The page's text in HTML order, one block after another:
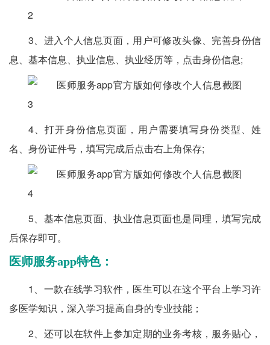
3、进入个人信息页面，用户可修改头像、完善身份信
息、基本信息、执业信息、执业经历等，点击身份信息;
4、打开身份信息页面，用户需要填写身份类型、姓
名、身份证件号，填写完成后点击右上角保存;
5、基本信息页面、执业信息页面也是同理，填写完成
后保存即可。
医师服务app特色：
1、一款在线学习软件，医生可以在这个平台上学习许
多医学知识，深入学习提高自身的专业技能；
2、还可以在软件上参加定期的业务考核，服务贴心，